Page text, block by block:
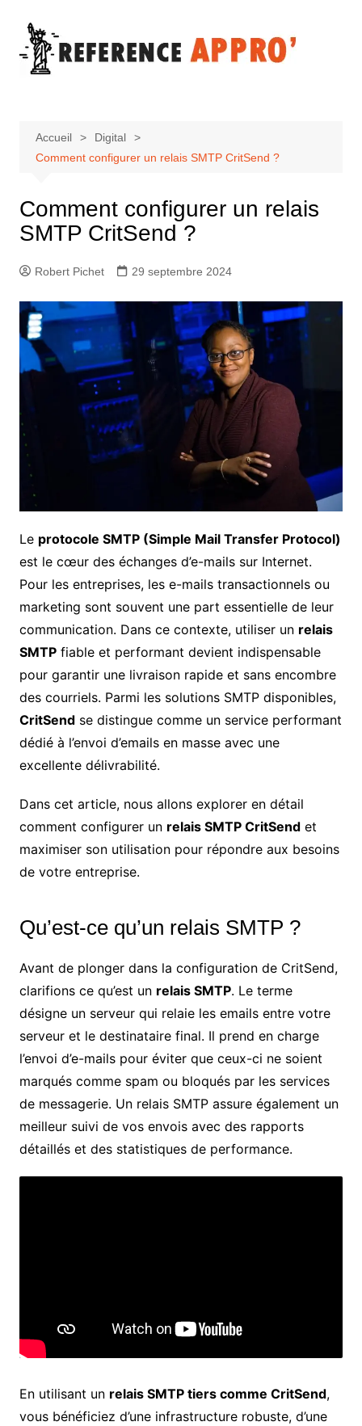
contenu
Accueil
Digital
Comment configurer un relais SMTP CritSend ?
Comment configurer un relais
SMTP CritSend ?
Robert Pichet 29 septembre 2024
Le protocole SMTP (Simple Mail Transfer Protocol)
est le cœur des échanges d’e-mails sur Internet.
Pour les entreprises, les e-mails transactionnels ou
marketing sont souvent une part essentielle de leur
communication. Dans ce contexte, utiliser un relais
SMTPfiable et performant devient indispensable
pour garantir une livraison rapide et sans encombre
des courriels. Parmi les solutions SMTP disponibles,
CritSendse distingue comme un service performant
dédié à l’envoi d’emails en masse avec une
excellente délivrabilité.
Dans cet article, nous allons explorer en détail
comment configurer un relais SMTP CritSendet
maximiser son utilisation pour répondre aux besoins
de votre entreprise.
Qu’est-ce qu’un relais SMTP ?
Avant de plonger dans la configuration de CritSend,
clarifions ce qu’est un relais SMTP. Le terme
désigne un serveur qui relaie les emails entre votre
serveur et le destinataire final. Il prend en charge
l’envoi d’e-mails pour éviter que ceux-ci ne soient
marqués comme spam ou bloqués par les services
de messagerie. Un relais SMTP assure également un
meilleur suivi de vos envois avec des rapports
détaillés et des statistiques de performance.
En utilisant un relais SMTP tiers comme CritSend,
vous bénéficiez d’une infrastructure robuste, d’une